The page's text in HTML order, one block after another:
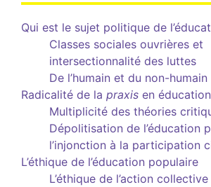
Qui est le sujet politique de
Classes sociales ouvrières et
intersectionnalité des luttes
De l’humain et du non-humain
Radicalité de la praxis en
Multiplicité des théories
Dépolitisation de l’éducation
l’injonction à la participation
L’éthique de l’éducation populaire
L’éthique de l’action collective